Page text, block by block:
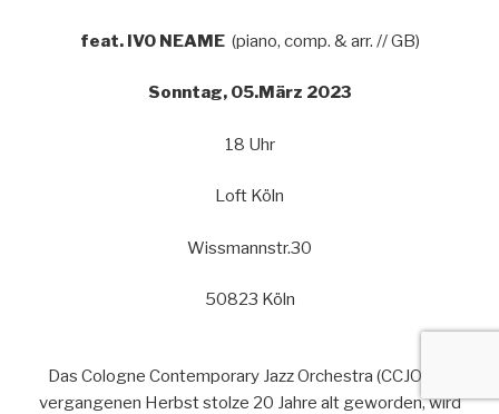
feat. IVO NEAME (piano, comp. & arr. // GB)
Sonntag, 05.März 2023
18 Uhr
Loft Köln
Wissmannstr.30
50823 Köln
Das Cologne Contemporary Jazz Orchestra (CCJO), im
vergangenen Herbst stolze 20 Jahre alt geworden, wird